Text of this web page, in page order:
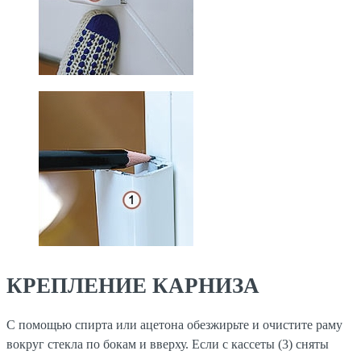
КРЕПЛЕНИЕ КАРНИЗА
С помощью спирта или ацетона обезжирьте и очистите раму
вокруг стекла по бокам и вверху. Если с кассеты (3) сняты